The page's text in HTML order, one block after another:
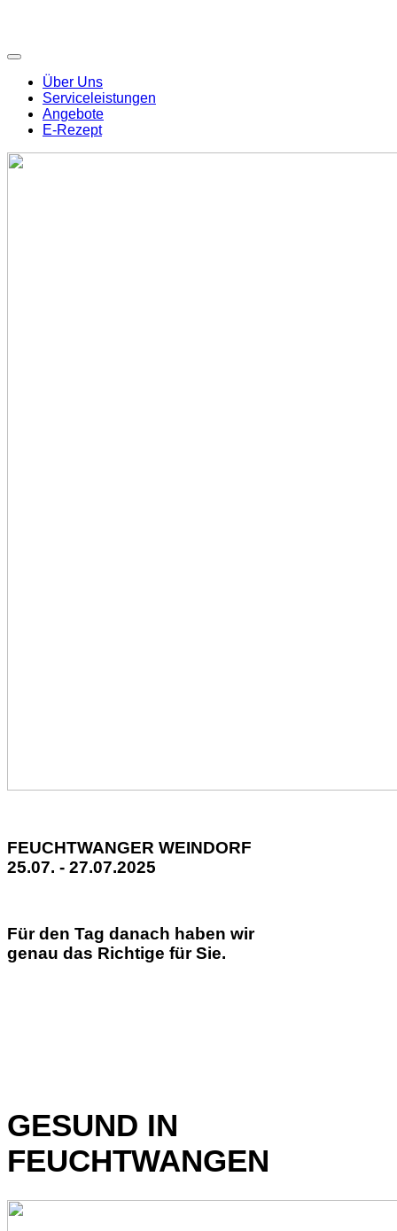
Über Uns
Serviceleistungen
Angebote
E-Rezept
FEUCHTWANGER WEINDORF
25.07. - 27.07.2025
Für den Tag danach haben wir
genau das Richtige für Sie.
GESUND IN
FEUCHTWANGEN